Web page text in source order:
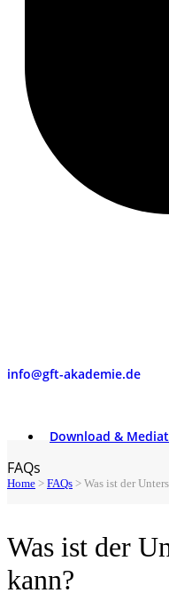
info@gft-akademie.de
Download &
FAQs
Home > FAQs > Was ist der
Was ist der
kann?